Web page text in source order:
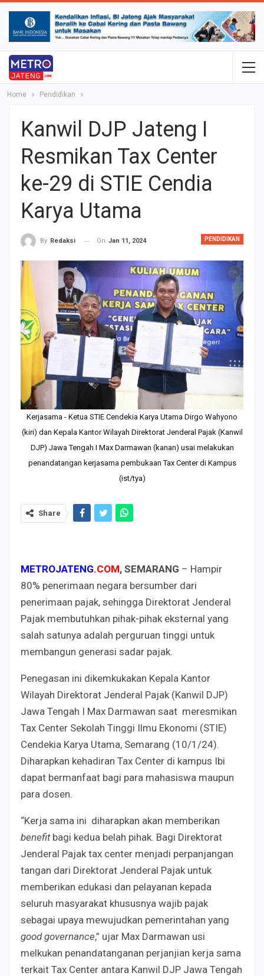
Home Pendidikan
Kanwil DJP Jateng I
Resmikan Tax Center
ke-29 di STIE Cendia
Karya Utama
PENDIDIKAN
By Redaksi On Jan 11, 2024
Kerjasama - Ketua STIE Cendekia Karya Utama Dirgo Wahyono
(kiri) dan Kepala Kantor Wilayah Direktorat Jenderal Pajak (Kanwil
DJP) Jawa Tengah I Max Darmawan (kanan) usai melakukan
penandatangan kerjasama pembukaan Tax Center di Kampus
(ist/tya)
Share
METROJATENG.COM, SEMARANG – Hampir
80% penerimaan negara bersumber dari
penerimaan pajak, sehingga Direktorat Jenderal
Pajak membutuhkan pihak-pihak eksternal yang
salah satunya adalah perguruan tinggi untuk
membangun generasi sadar pajak.
Penegasan ini dikemkukakan Kepala Kantor
Wilayah Direktorat Jenderal Pajak (Kanwil DJP)
Jawa Tengah I Max Darmawan saat meresmikan
Tax Center Sekolah Tinggi Ilmu Ekonomi (STIE)
Cendekia Karya Utama, Semarang (10/1/24).
Diharapkan kehadiran Tax Center di kampus Ibi
dapat bermanfaat bagi para mahasiswa maupun
para dosen.
“Kerja sama ini diharapkan akan memberikan
benefitbagi kedua belah pihak. Bagi Direktorat
Jenderal Pajak tax center menjadi perpanjangan
tangan dari Direktorat Jenderal Pajak untuk
memberikan edukasi dan pelayanan kepada
seluruh masyarakat khususnya wajib pajak
sebagai upaya mewujudkan pemerintahan yang
good governance,” ujar Max Darmawan usi
melkukan penandatanganan perjanjian kerja sama
terkait Tax Center antara Kanwil DJP Jawa Tengah